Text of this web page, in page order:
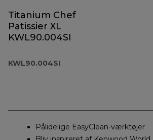
Titanium Chef
Patissier XL
KWL90.004SI
KWL90.004SI
Pålidelige EasyClean-værktøjer